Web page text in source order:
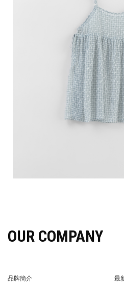
OUR COMPANY
品牌簡介
最